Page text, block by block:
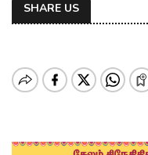
SHARE US